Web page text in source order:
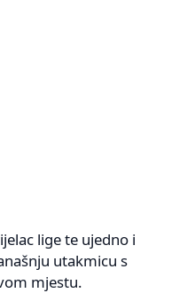
lige te ujedno i
utakmicu s
mjestu.